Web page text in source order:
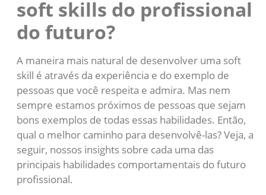
soft skills do profissional
do futuro?
A maneira mais natural de desenvolver uma soft
skill é através da experiência e do exemplo de
pessoas que você respeita e admira. Mas nem
sempre estamos próximos de pessoas que sejam
bons exemplos de todas essas habilidades. Então,
qual o melhor caminho para desenvolvê-las? Veja, a
seguir, nossos insights sobre cada uma das
principais habilidades comportamentais do futuro
profissional.